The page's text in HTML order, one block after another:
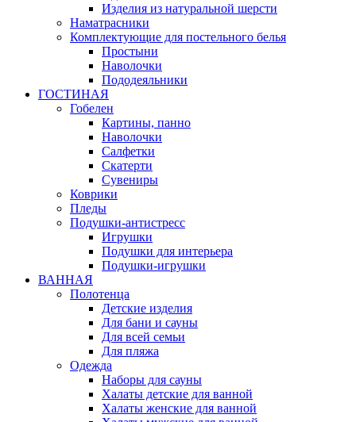
Изделия из натуральной шерсти
Наматраcники
Комплектующие для постельного белья
Простыни
Наволочки
Пододеяльники
ГОСТИНАЯ
Гобелен
Картины, панно
Наволочки
Салфетки
Скатерти
Сувениры
Коврики
Пледы
Подушки-антистресс
Игрушки
Подушки для интерьера
Подушки-игрушки
ВАННАЯ
Полотенца
Детские изделия
Для бани и сауны
Для всей семьи
Для пляжа
Одежда
Наборы для сауны
Халаты детские для ванной
Халаты женские для ванной